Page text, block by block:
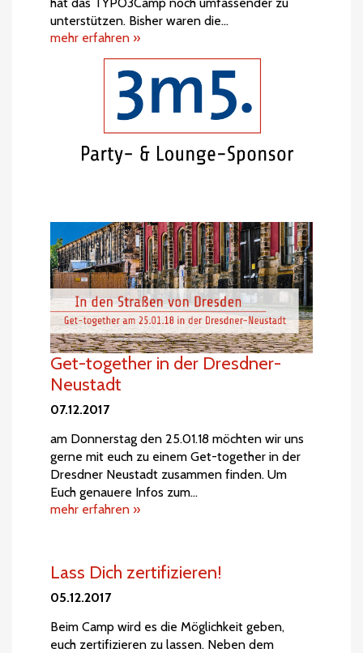
unterstützen. Bisher waren die…
mehr erfahren »
Get-together in der Dresdner-
Neustadt
07.12.2017
am Donnerstag den 25.01.18 möchten wir uns
gerne mit euch zu einem Get-together in der
Dresdner Neustadt zusammen finden. Um
Euch genauere Infos zum…
mehr erfahren »
Lass Dich zertifizieren!
05.12.2017
Beim Camp wird es die Möglichkeit geben,
euch zertifizieren zu lassen. Neben dem